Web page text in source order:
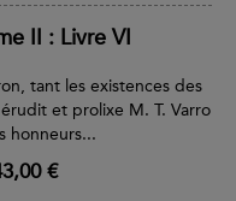
II : Livre VI
tant les existences des
et prolixe M. T. Varro
honneurs...
€